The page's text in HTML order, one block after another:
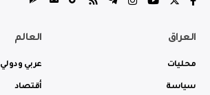
العراق
محليات
سياسة
العالم
عربي ودولي
أقتصاد